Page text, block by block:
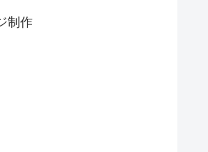
制作